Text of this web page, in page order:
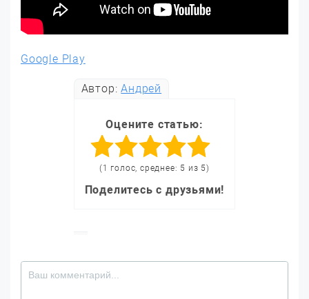
Google Play
Автор:Андрей
Оцените статью:
(1 голос, среднее: 5 из 5)
Поделитесь с друзьями!